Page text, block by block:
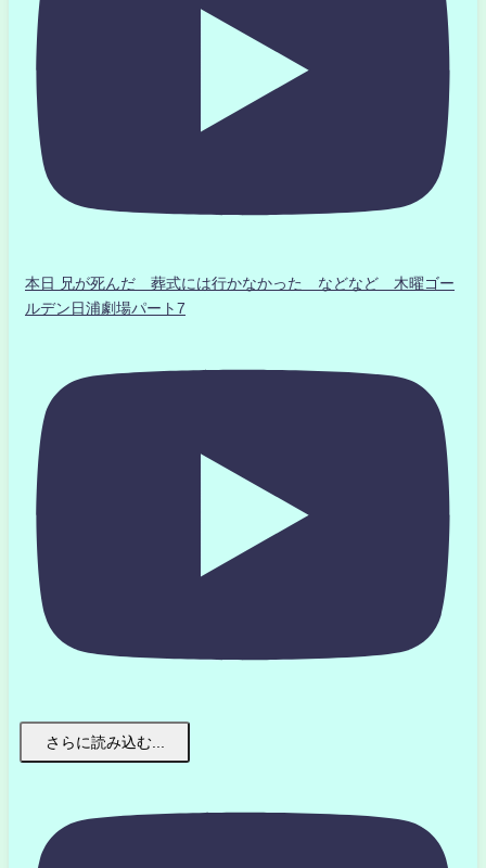
本日 兄が死んだ 葬式には行かなかった などなど 木曜ゴー
ルデン日浦劇場パート7
さらに読み込む...